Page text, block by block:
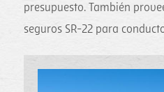
presupuesto. También
seguros SR-22 para